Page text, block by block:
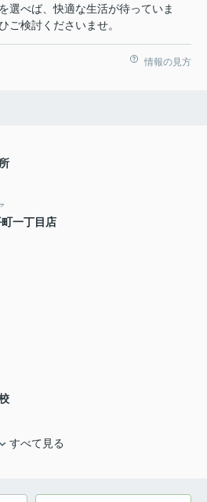
選べば、快適な生活が待っていま
ご検討くださいませ。
情報の見方
一丁目店
すべて見る